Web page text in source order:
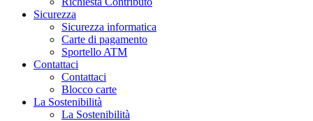
Sicurezza
Sicurezza informatica
Carte di pagamento
Sportello ATM
Contattaci
Contattaci
Blocco carte
La Sostenibilità
La Sostenibilità